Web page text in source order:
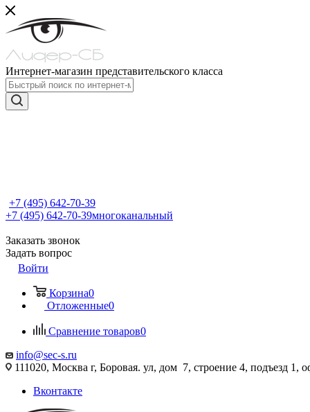
Интернет-магазин представительского класса
+7 (495) 642-70-39
+7 (495) 642-70-39многоканальный
Заказать звонок
Задать вопрос
Войти
Корзина0
Отложенные0
Сравнение товаров0
info@sec-s.ru
111020, Москва г, Боровая. ул, дом 7, строение 4, подъезд 1,
Вконтакте